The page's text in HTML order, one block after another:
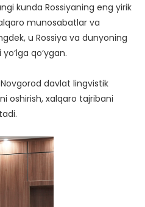
kunda Rossiyaning eng yirik
munosabatlar va
u Rossiya va dunyoning
qo‘ygan.
davlat lingvistik
oshirish, xalqaro tajribani